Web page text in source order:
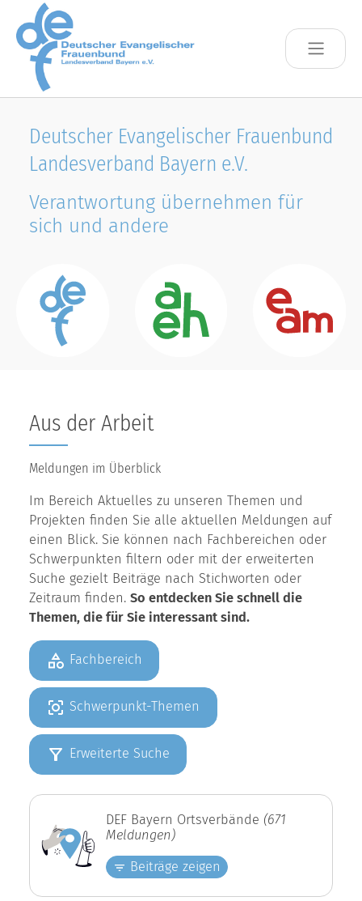
Skip to main content
Deutscher Evangelischer Frauenbund
Landesverband Bayern e.V.
Verantwortung übernehmen für
sich und andere
Aus der Arbeit
Meldungen im Überblick
Im Bereich Aktuelles zu unseren Themen und
Projekten finden Sie alle aktuellen Meldungen auf
einen Blick. Sie können nach Fachbereichen oder
Schwerpunkten filtern oder mit der erweiterten
Suche gezielt Beiträge nach Stichworten oder
Zeitraum finden. So entdecken Sie schnell die
Themen, die für Sie interessant sind.
Fachbereich
Schwerpunkt-Themen
Erweiterte Suche
DEF Bayern Ortsverbände (671
Meldungen)
Beiträge zeigen